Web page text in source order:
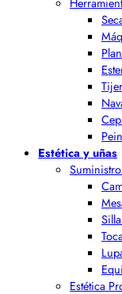
Estética y uñas
Estética